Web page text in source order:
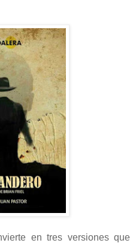
en tres versiones que